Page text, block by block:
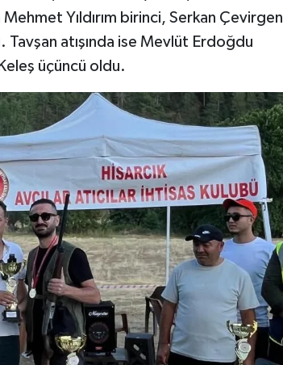
Yıldırım birinci, Serkan Çevirgen
Tavşan atışında ise Mevlüt Erdoğdu
üçüncü oldu.